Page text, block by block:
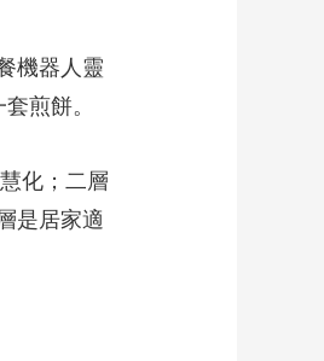
機器人靈
煎餅。
化；二層
是居家適